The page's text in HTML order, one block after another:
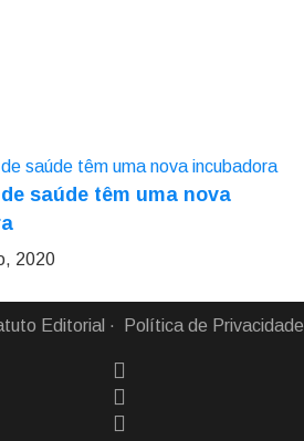
saúde têm uma nova
2020
Editorial Política de Privacidade